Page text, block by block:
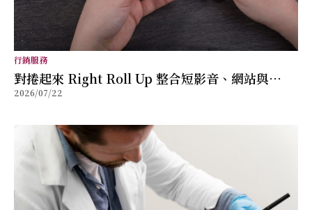
行銷服務
對捲起來 Right Roll Up 整合短影音、網站與
SEO，協助品牌打造可轉換的數位行銷內容
2026/07/22